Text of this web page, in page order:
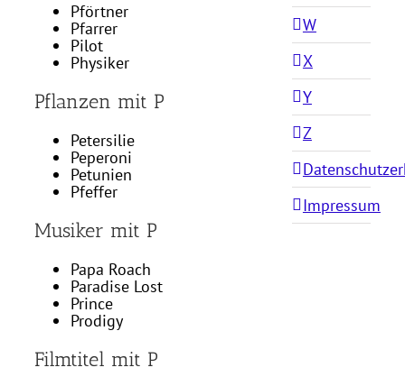
Pförtner
Pfarrer
Pilot
Physiker
Pflanzen mit P
Petersilie
Peperoni
Petunien
Pfeffer
Musiker mit P
Papa Roach
Paradise Lost
Prince
Prodigy
Filmtitel mit P
W
X
Y
Z
Impressum